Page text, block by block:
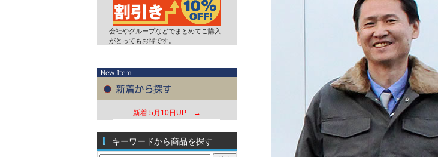
会社やグループなどでまとめてご購入
がとってもお得です。
新着 5月10日UP →
キーワードから商品を探す